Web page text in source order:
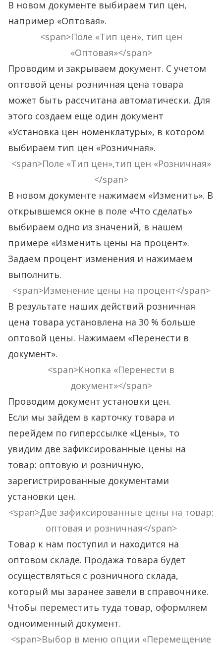
В новом документе выбираем тип цен,
например «Оптовая».
<span>Поле «Тип цен», тип цен
«Оптовая»</span>
Проводим и закрываем документ. С учетом
оптовой цены розничная цена товара
может быть рассчитана автоматически. Для
этого создаем еще один документ
«Установка цен номенклатуры», в котором
выбираем тип цен «Розничная».
<span>Поле «Тип цен»,тип цен «Розничная»
</span>
В новом документе нажимаем «Изменить». В
открывшемся окне в поле «Что сделать»
выбираем одно из значений, в нашем
примере «Изменить цены на процент».
Задаем процент изменения и нажимаем
выполнить.
<span>Изменение цены на процент</span>
В результате наших действий розничная
цена товара установлена на 30 % больше
оптовой цены. Нажимаем «Перенести в
документ».
<span>Кнопка «Перенести в
документ»</span>
Проводим документ установки цен.
Если мы зайдем в карточку товара и
перейдем по гиперссылке «Цены», то
увидим две зафиксированные цены на
товар: оптовую и розничную,
зарегистрированные документами
установки цен.
<span>Две зафиксированные цены на товар:
оптовая и розничная</span>
Товар к нам поступил и находится на
оптовом складе. Продажа товара будет
осуществляться с розничного склада,
который мы заранее завели в справочнике.
Чтобы переместить туда товар, оформляем
одноименный документ.
<span>Выбор в меню опции «Перемещение